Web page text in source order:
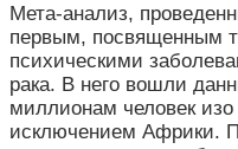
Мета-анализ,
первым, посвященным
психическими
рака. В него вошли
миллионам человек изо
исключением Африки.